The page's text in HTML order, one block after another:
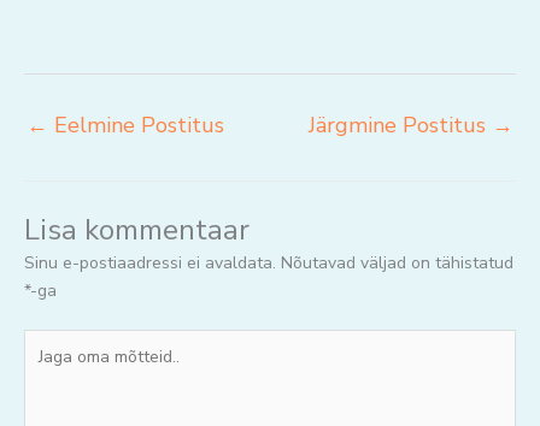
← Eelmine Postitus Järgmine Postitus →
Lisa kommentaar
Sinu e-postiaadressi ei avaldata. Nõutavad väljad on tähistatud
*-ga
oma